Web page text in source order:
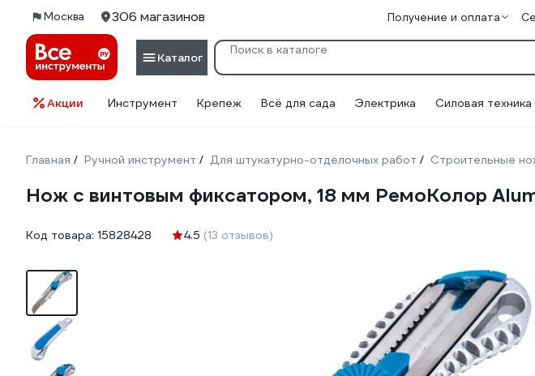
Москва 306 магазинов Получение и оплата
Каталог
Акции Инструмент Крепеж Всё для сада Электрика Силовая техника
Главная / Ручной инструмент / Для штукатурно-отделочных работ / Строительные
Нож с винтовым фиксатором, 18 мм РемоКолор
Код товара: 15828428 4.5 (13 отзывов)